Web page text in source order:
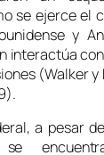
se ejerce el
y
interactúa
(Walker y
a pesar
se